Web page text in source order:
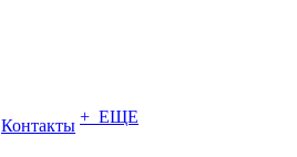
Контакты + ЕЩЕ